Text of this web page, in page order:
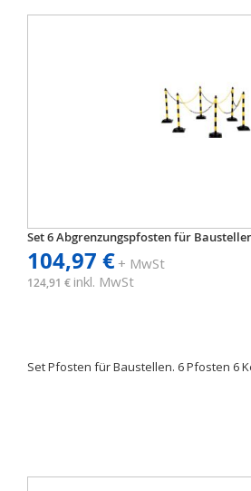
Set 6 Abgrenzungspfosten für
104,97 €+ MwSt
124,91 € inkl. MwSt
Set Pfosten für Baustellen. 6 Pfosten 6